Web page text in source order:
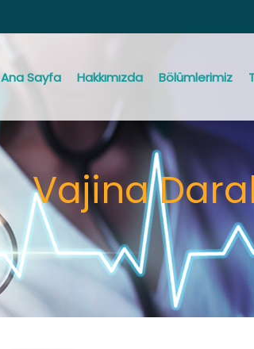
Ana Sayfa Hakkımızda Bölümlerimiz
Vajina